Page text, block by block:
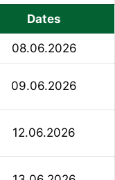
Dates
08.06.2026
09.06.2026
12.06.2026